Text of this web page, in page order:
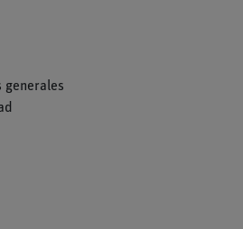
generales